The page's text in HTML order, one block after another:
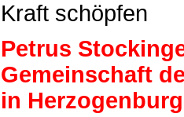
Kraft schöpfen
Petrus
Gemeinschaft
in